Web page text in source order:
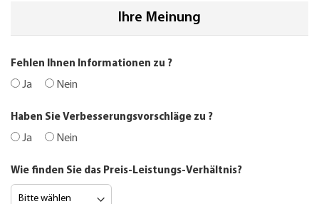
Ihre Meinung
Fehlen Ihnen Informationen zu ?
Ja Nein
Haben Sie Verbesserungsvorschläge zu ?
Ja Nein
Wie finden Sie das Preis-Leistungs-Verhältnis?